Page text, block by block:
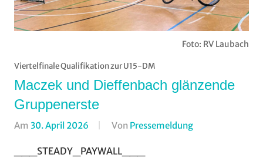
Foto: RV Laubach
Viertelfinale Qualifikation zur U15-DM
Maczek und Dieffenbach glänzende
Gruppenerste
Am 30. April 2026 Von Pressemeldung
___STEADY_PAYWALL___